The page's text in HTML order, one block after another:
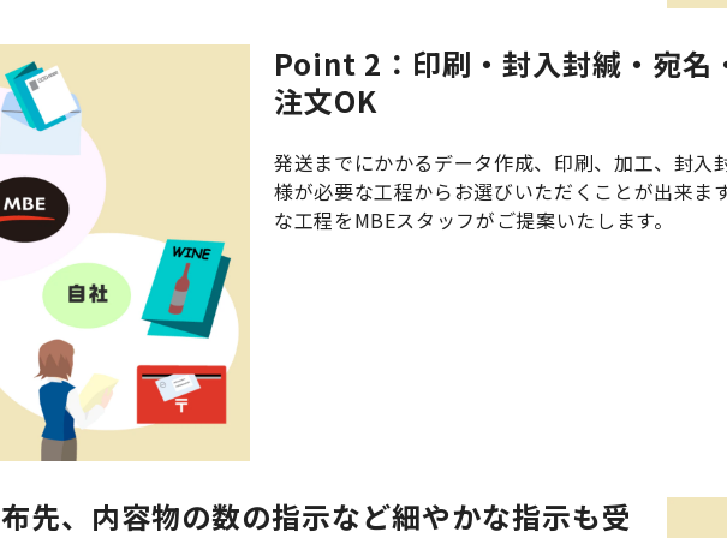
Point 2：印刷・封入封緘・宛名
注文OK
発送までにかかるデータ作成、印刷、加工、封入
様が必要な工程からお選びいただくことが出来ま
な工程をMBEスタッフがご提案いたします。
先、内容物の数の指示など細やかな指示も受